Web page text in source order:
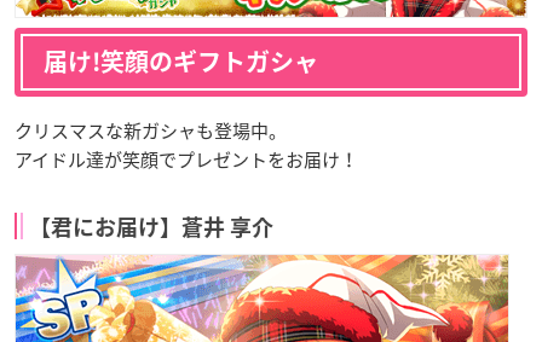
届け!笑顔のギフトガシャ
クリスマスな新ガシャも登場中。
アイドル達が笑顔でプレゼントをお届け！
【君にお届け】蒼井 享介